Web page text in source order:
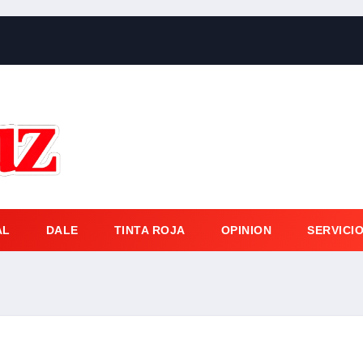
DALE TINTA ROJA OPINION